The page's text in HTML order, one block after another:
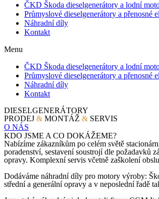
ČKD Škoda dieselgenerátory a lodní
Průmyslové dieselgenerátory a přenosné
Náhradní díly
Kontakt
Menu
ČKD Škoda dieselgenerátory a lodní
Průmyslové dieselgenerátory a přenosné
Náhradní díly
Kontakt
DIESELGENERÁTORY
PRODEJ & MONTÁŽ & SERVIS
O NÁS
KDO JSME A CO DOKÁŽEME?
Nabízíme zákazníkům po celém světě
poradenství, sestavení soustrojí dle požadavků
opravy. Komplexní servis včetně zaškolení
Dodáváme náhradní díly pro motory výroby:
střední a generální opravy a v neposlední řadě